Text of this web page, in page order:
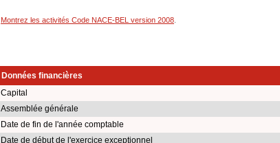
Montrez les activités Code NACE-BEL version 2008
Données financières
Capital
Assemblée générale
Date de fin de l'année comptable
Date de début de l'exercice exceptionnel